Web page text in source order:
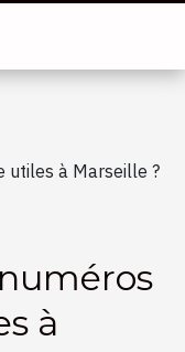
utiles à Marseille ?
à